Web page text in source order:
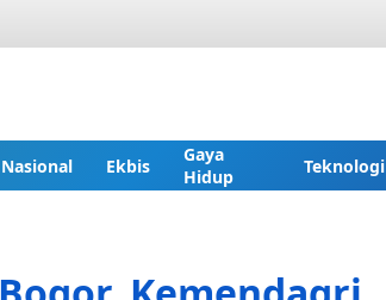
Nasional Ekbis
Gaya
Hidup
Teknologi